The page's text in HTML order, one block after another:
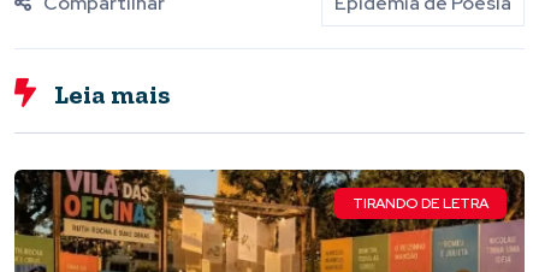
Leia mais
TIRANDO DE LETRA